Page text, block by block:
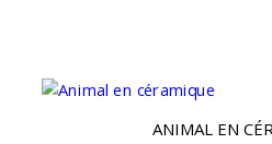
ANIMAL EN